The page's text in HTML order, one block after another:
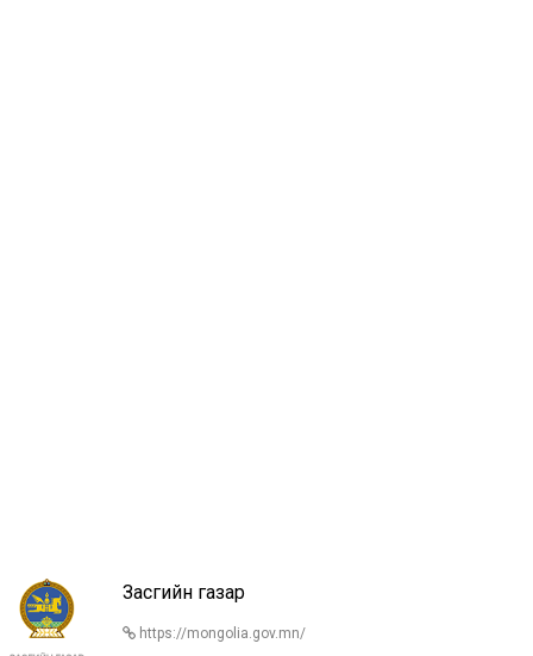
Засгийн газар
https://mongolia.gov.mn/